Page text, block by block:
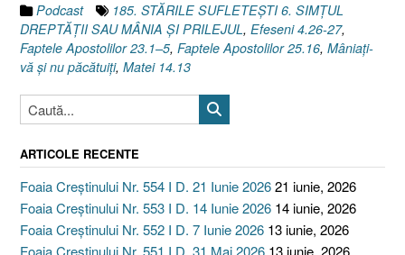
Podcast
185. STĂRILE SUFLETEȘTI 6. SIMȚUL
DREPTĂȚII SAU MÂNIA ȘI PRILEJUL, Efeseni 4.26-27,
Faptele Apostolilor 23.1–5, Faptele Apostolilor 25.16, Mâniaţi-
vă şi nu păcătuiţi, Matei 14.13
ARTICOLE RECENTE
Foaia Creștinului Nr. 554 I D. 21 Iunie 202621 iunie, 2026
Foaia Creștinului Nr. 553 I D. 14 Iunie 2026 14 iunie, 2026
Foaia Creștinului Nr. 552 I D. 7 Iunie 2026 13 iunie, 2026
Foaia Creștinului Nr. 551 I D. 31 Mai 2026 13 iunie, 2026